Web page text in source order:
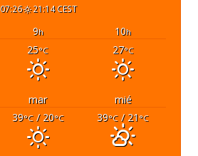
07:26 21:14 CEST
9h 10h
25°C 27°C
mar
mié
39°C/ 20°C 39°C / 21 °C